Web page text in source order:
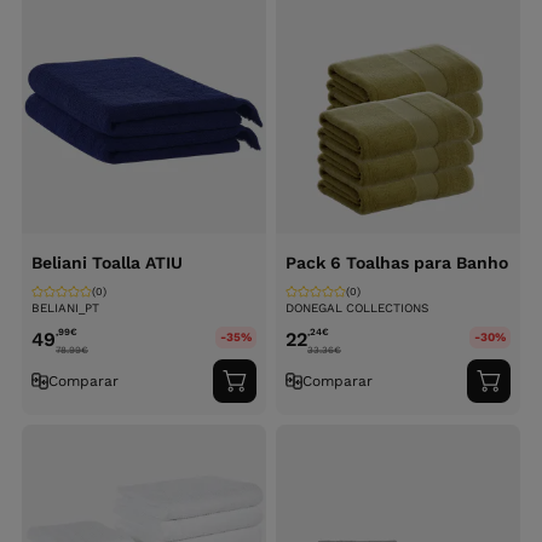
Beliani Toalla ATIU
BELIANI_PT
(0)
49,99€
78.99€
-35%
Comparar
Adicionar
ao
Pack 6 Toalhas para Banho
DONEGAL COLLECTIONS
(0)
22,24€
33.36€
-30%
Comparar
ao